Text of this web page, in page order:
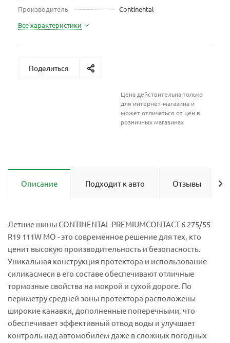
Производитель
Continental
Все характеристики
Поделиться
Цена действительна только
для интернет-магазина и
может отличаться от цен в
розничных магазинах
Описание Подходит к авто Отзывы
Летние шины CONTINENTAL PREMIUMCONTACT 6 275/55
R19 111W MO - это современное решение для тех, кто
ценит высокую производительность и безопасность.
Уникальная конструкция протектора и использование
силикасмеси в его составе обеспечивают отличные
тормозные свойства на мокрой и сухой дороге. По
периметру средней зоны протектора расположены
широкие канавки, дополненные поперечными, что
обеспечивает эффективный отвод воды и улучшает
контроль над автомобилем даже в сложных погодных